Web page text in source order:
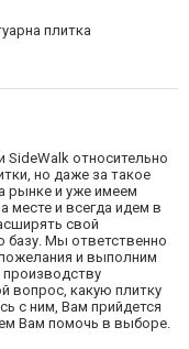
плитка
SideWalk относительно
но даже за такое
рынке и уже имеем
месте и всегда идем в
свой
базу. Мы ответственно
и выполним
вопрос, какую плитку
с ним, Вам прийдется
Вам помочь в выборе.